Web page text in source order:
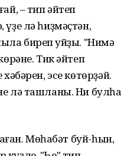
– тип əйтеп
лə һиҙмəҫтəн,
биреп ҡуйҙы. "Нимə
Тик əйтеп
эсе кɵтɵрҙəй.
лə ташланы. Ни булһа
Мɵһабəт буй-һын,